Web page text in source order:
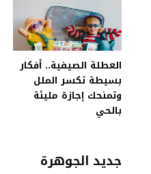
العطلة الصيفية.. أفكار
بسيطة تكسر الملل
وتمنحك إجازة مليئة
بالحي
جديد الجوهرة